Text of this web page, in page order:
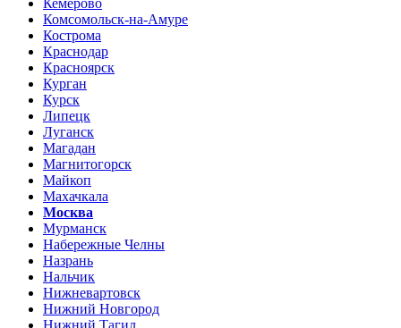
Комсомольск-на-Амуре
Кострома
Краснодар
Красноярск
Курган
Курск
Липецк
Луганск
Магадан
Магнитогорск
Майкоп
Махачкала
Москва
Мурманск
Набережные Челны
Назрань
Нальчик
Нижневартовск
Нижний Новгород
Нижний Тагил